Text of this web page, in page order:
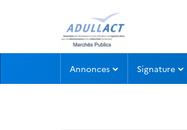
Annonces Signature